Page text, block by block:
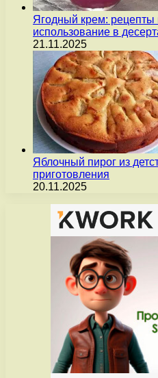
Ягодный крем: рецепты
использование в
21.11.2025
Яблочный пирог из
приготовления
20.11.2025